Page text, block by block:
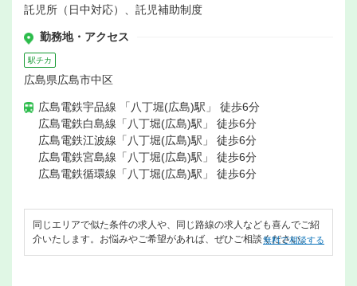
託児所（日中対応）、託児補助制度
勤務地・アクセス
駅チカ
広島県広島市中区
広島電鉄宇品線 「八丁堀(広島)駅」 徒歩6分
広島電鉄白島線「八丁堀(広島)駅」 徒歩6分
広島電鉄江波線「八丁堀(広島)駅」 徒歩6分
広島電鉄宮島線「八丁堀(広島)駅」 徒歩6分
広島電鉄循環線「八丁堀(広島)駅」 徒歩6分
同じエリアで似た条件の求人や、同じ路線の求人なども喜んでご紹
介いたします。お悩みやご希望があれば、ぜひご相談ください。
無料で相談する